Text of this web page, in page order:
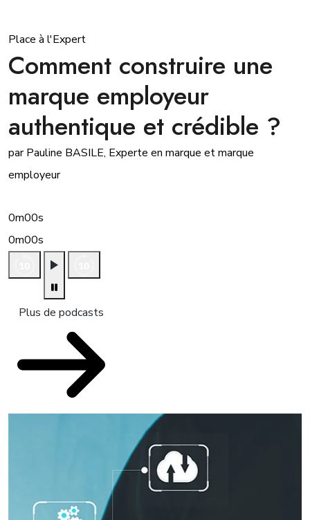
Place à l'Expert
Comment construire une
marque employeur
authentique et crédible ?
par Pauline BASILE, Experte en marque et marque
employeur
0m00s
0m00s
Plus de podcasts